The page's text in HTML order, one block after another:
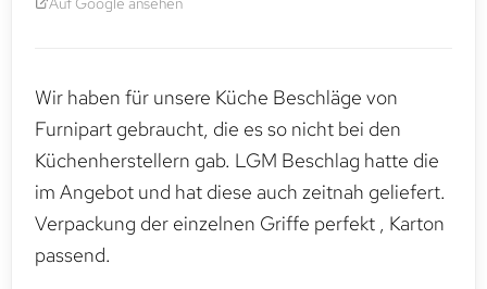
Wir haben für unsere Küche Beschläge von
Furnipart gebraucht, die es so nicht bei den
Küchenherstellern gab. LGM Beschlag hatte die
im Angebot und hat diese auch zeitnah geliefert.
Verpackung der einzelnen Griffe perfekt , Karton
passend.